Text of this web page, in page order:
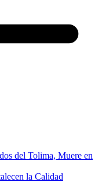
del Tolima, Muere en
la Calidad